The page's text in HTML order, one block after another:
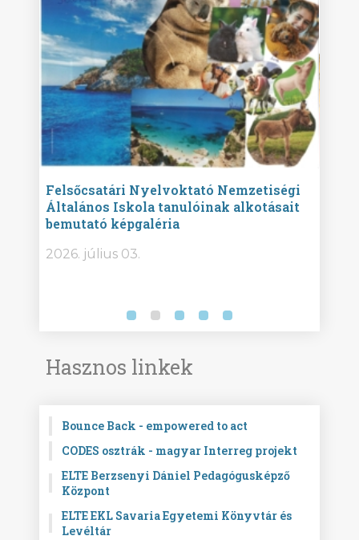
Felsőcsatári Nyelvoktató Nemzetiségi
Általános Iskola tanulóinak alkotásait
bemutató képgaléria
2026. július 03.
Hasznos linkek
Bounce Back - empowered to act
CODES osztrák - magyar Interreg projekt
ELTE Berzsenyi Dániel Pedagógusképző
Központ
ELTE EKL Savaria Egyetemi Könyvtár és
Levéltár